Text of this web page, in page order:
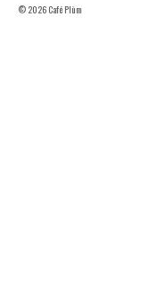
© 2026 Café Plùm